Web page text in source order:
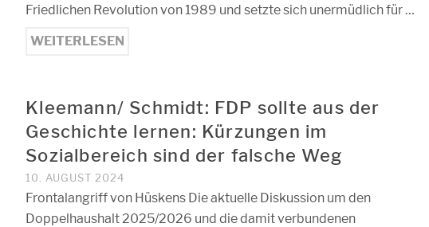
Friedlichen Revolution von 1989 und setzte sich unermüdlich für …
WEITERLESEN
Kleemann/ Schmidt: FDP sollte aus der
Geschichte lernen: Kürzungen im
Sozialbereich sind der falsche Weg
10. AUGUST 2024
Frontalangriff von Hüskens Die aktuelle Diskussion um den
Doppelhaushalt 2025/2026 und die damit verbundenen